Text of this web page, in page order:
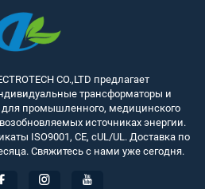
CO.,LTD предлагает
трансформаторы и
промышленного, медицинского
источниках энергии.
ISO9001, CE, cUL/UL. Доставка по
Свяжитесь с нами уже сегодня.